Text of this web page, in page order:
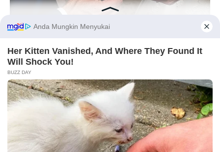
On Her Wedding Day, She Opened Her Late Mother's Letter!
Before You Go